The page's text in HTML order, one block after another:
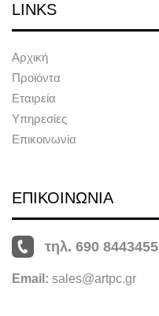
LINKS
Αρχική
Προϊόντα
Εταιρεία
Υπηρεσίες
Επικοινωνία
ΕΠΙΚΟΙΝΩΝΙΑ
τηλ. 690 8443455
Email: sales@artpc.gr